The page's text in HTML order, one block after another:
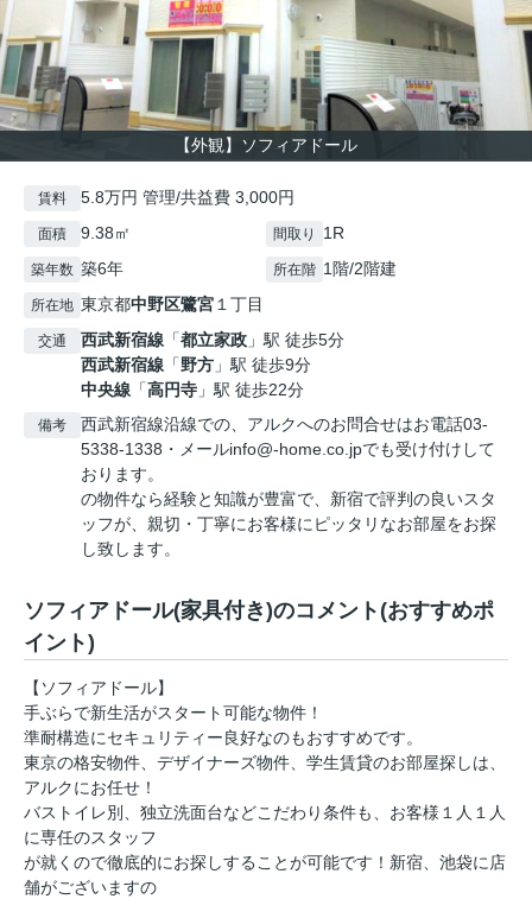
【外観】ソフィアドール
賃料 5.8万円 管理/共益費 3,000円
面積 9.38㎡ 間取り 1R
築年数 築6年 所在階 1階/2階建
所在地 東京都中野区鷺宮 １丁目
交通 西武新宿線 「都立家政 」駅 徒歩5分
西武新宿線 「野方 」駅 徒歩9分
中央線 「高円寺 」駅 徒歩22分
備考
西武新宿線沿線での、アルクへのお問合せはお電話03-
5338-1338・メールinfo@-home.co.jpでも受け付けして
おります。
の物件なら経験と知識が豊富で、新宿で評判の良いスタ
ッフが、親切・丁寧にお客様にピッタリなお部屋をお探
し致します。
ソフィアドール(家具付き)のコメント(おすすめポ
イント)
【ソフィアドール】
手ぶらで新生活がスタート可能な物件！
準耐構造にセキュリティー良好なのもおすすめです。
東京の格安物件、デザイナーズ物件、学生賃貸のお部屋探しは、
アルクにお任せ！
バストイレ別、独立洗面台などこだわり条件も、お客様１人１人
に専任のスタッフ
が就くので徹底的にお探しすることが可能です！新宿、池袋に店
舗がございますの